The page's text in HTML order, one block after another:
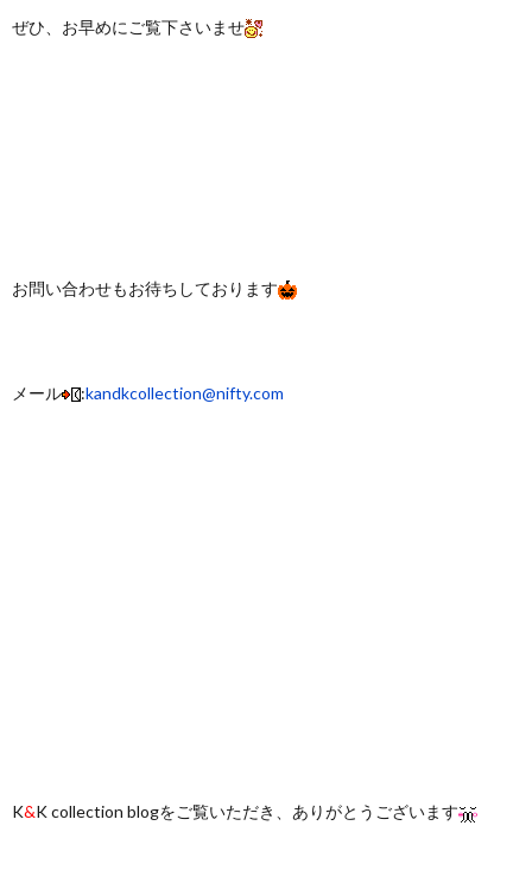
ぜひ、お早めにご覧下さいませ
お問い合わせもお待ちしております
メール :kandkcollection@nifty.com
K&K collection blogをご覧いただき、ありがとうございます